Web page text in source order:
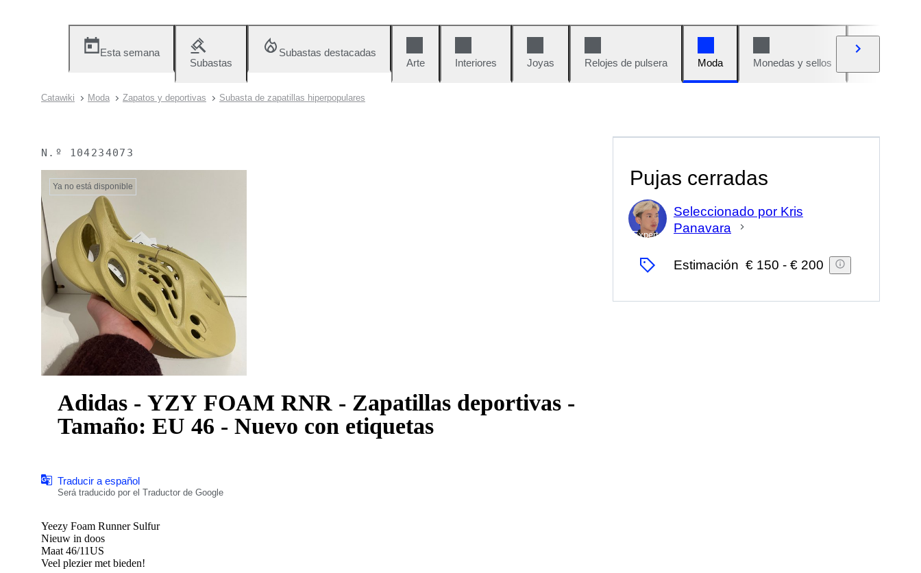
Esta semana
Subastas
Subastas destacadas
Arte
Interiores Joyas Relojes de pulsera Moda Monedas y sellos
Catawiki Moda Zapatos y deportivas Subasta de zapatillas hiperpopulares
N.º 104234073
Ya no está disponible
Adidas - YZY FOAM RNR - Zapatillas deportivas -
Tamaño: EU 46 - Nuevo con etiquetas
Traducir a español
Será traducido por el Traductor de Google
Yeezy Foam Runner Sulfur
Nieuw in doos
Maat 46/11US
Veel plezier met bieden!
Pujas cerradas
Experto
Seleccionado por Kris
Panavara
Estimación € 150 - € 200